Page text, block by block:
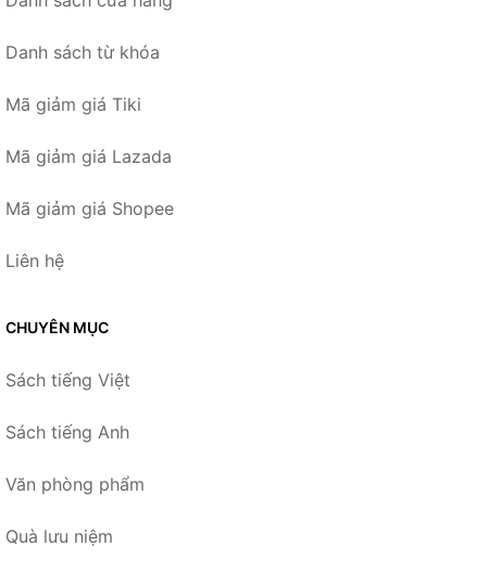
Danh sách từ khóa
Mã giảm giá Tiki
Mã giảm giá Lazada
Mã giảm giá Shopee
Liên hệ
CHUYÊN MỤC
Sách tiếng Việt
Sách tiếng Anh
Văn phòng phẩm
Quà lưu niệm